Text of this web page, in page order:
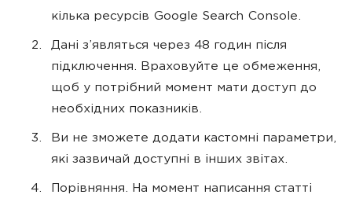
кілька ресурсів Google Search Console.
Дані з’являться через 48 годин після
підключення. Враховуйте це обмеження,
щоб у потрібний момент мати доступ до
необхідних показників.
Ви не зможете додати кастомні параметри,
які зазвичай доступні в інших звітах.
Порівняння. На момент написання статті